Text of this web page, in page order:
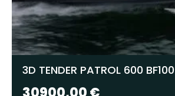
3D TENDER PATROL 600